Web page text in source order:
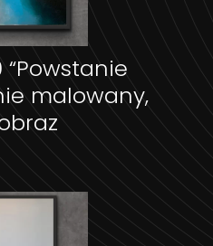
“Powstanie
malowany,
DODAJ DO KOSZYKA